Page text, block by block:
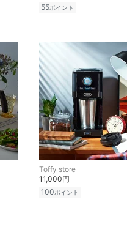
55ポイント
Toffy store
11,000円
100ポイント